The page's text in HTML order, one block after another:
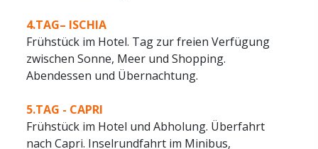
4.TAG– ISCHIA
Frühstück im Hotel. Tag zur freien Verfügung
zwischen Sonne, Meer und Shopping.
Abendessen und Übernachtung.
5.TAG - CAPRI
Frühstück im Hotel und Abholung. Überfahrt
nach Capri. Inselrundfahrt im Minibus,